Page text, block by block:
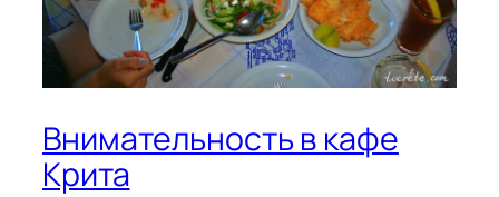
Внимательность в кафе
Крита